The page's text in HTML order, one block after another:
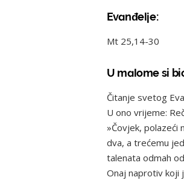
Evanđelje:
Mt 25,14-30
U malome si
Čitanje svetog
U ono vrijeme:
»Čovjek, polazeći
dva, a trećemu
talenata odmah
Onaj naprotiv koji